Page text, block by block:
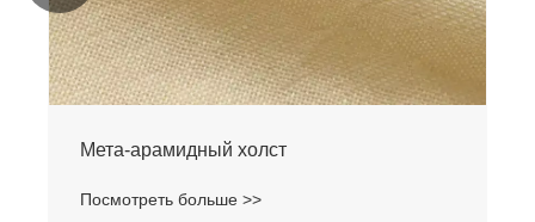
Мета-арамидный холст
Посмотреть больше >>